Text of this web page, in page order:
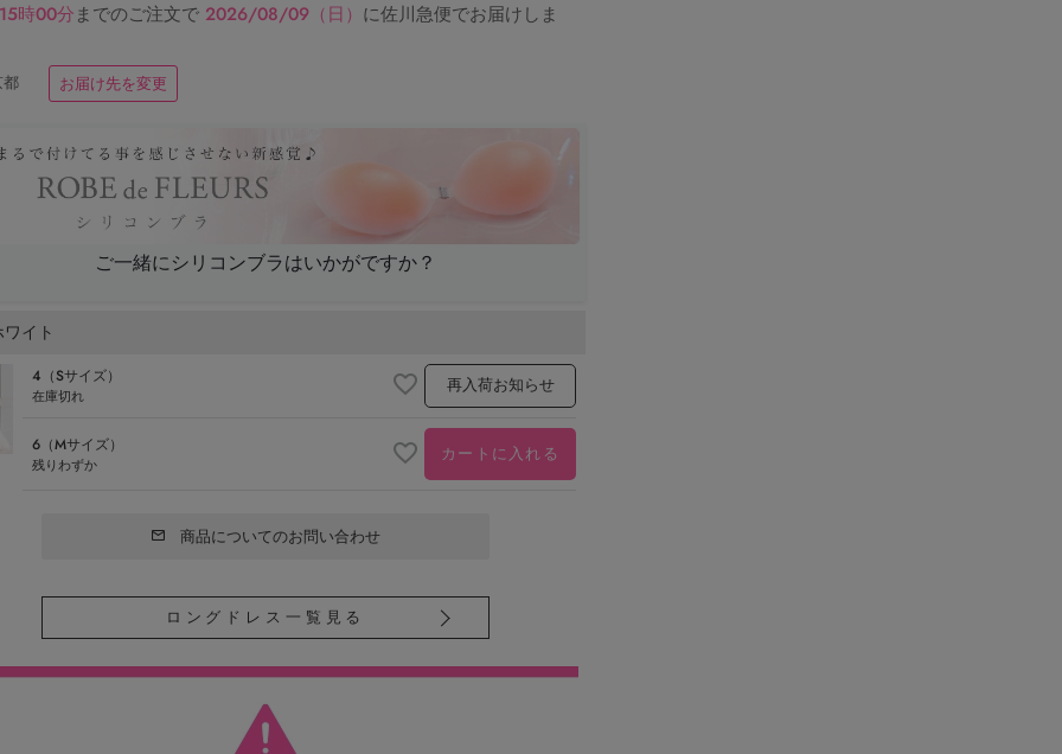
15時00分までのご注文で 2026/08/09（日） に佐川急便でお届けしま
お届け先を変更
ご一緒にシリコンブラはいかがですか？
イト
4（Sサイズ）
在庫切れ 再入荷お知らせ
6（Mサイズ）
残りわずか カートに入れる
商品についてのお問い合わせ
ロングドレス一覧見る